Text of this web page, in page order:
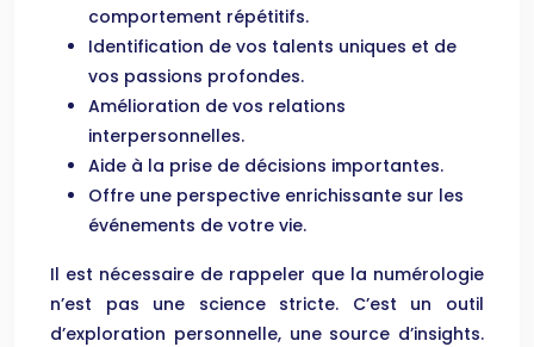
comportement répétitifs.
Identification de vos talents uniques et de
vos passions profondes.
Amélioration de vos relations
interpersonnelles.
Aide à la prise de décisions importantes.
Offre une perspective enrichissante sur les
événements de votre vie.
Il est nécessaire de rappeler que la numérologie
n’est pas une science stricte. C’est un outil
d’exploration personnelle, une source d’insights.